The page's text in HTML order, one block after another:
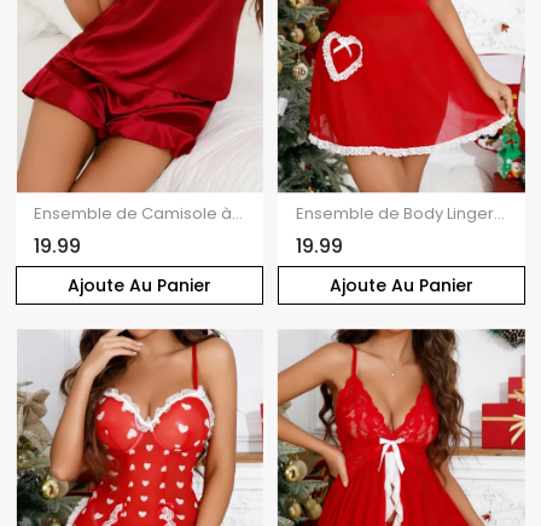
Ajoute Au Panier
Ensemble de Camisole à Bretelle Fine Ajustable Plongeant Ourlet à Volants en Satin
19.99
Ajoute Au Panier
Ensemble de Body Lingerie Cœur Contrasté en Dentelle Transparente Insérée
19.99